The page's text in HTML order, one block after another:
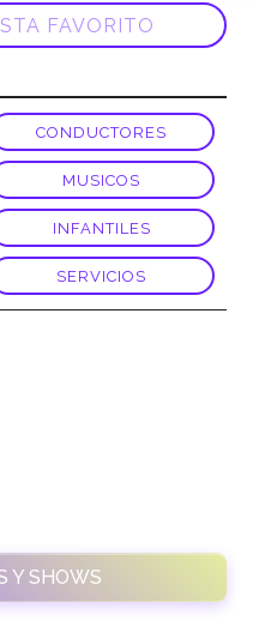
CONDUCTORES
MUSICOS
INFANTILES
SERVICIOS
Y SHOWS